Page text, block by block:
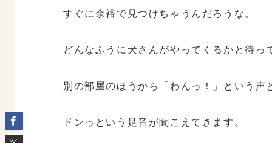
すぐに余裕で見つけちゃうんだろうな。
どんなふうに犬さんがやってくるかと待っ
別の部屋のほうから「わんっ！」という声
ドンっという足音が聞こえてきます。